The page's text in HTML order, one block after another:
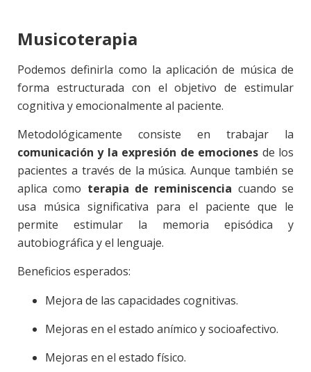
Musicoterapia
Podemos definirla como la aplicación de música de
forma estructurada con el objetivo de estimular
cognitiva y emocionalmente al paciente.
Metodológicamente consiste en trabajar la
comunicación y la expresión de emociones de los
pacientes a través de la música. Aunque también se
aplica como terapia de reminiscencia cuando se
usa música significativa para el paciente que le
permite estimular la memoria episódica y
autobiográfica y el lenguaje.
Beneficios esperados:
Mejora de las capacidades cognitivas.
Mejoras en el estado anímico y socioafectivo.
Mejoras en el estado físico.